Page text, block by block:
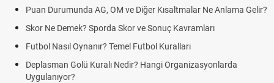
Puan Durumunda AG, OM ve Diğer Kısaltmalar Ne Anlama Gelir?
Skor Ne Demek? Sporda Skor ve Sonuç Kavramları
Futbol Nasıl Oynanır? Temel Futbol Kuralları
Deplasman Golü Kuralı Nedir? Hangi Organizasyonlarda
Uygulanıyor?